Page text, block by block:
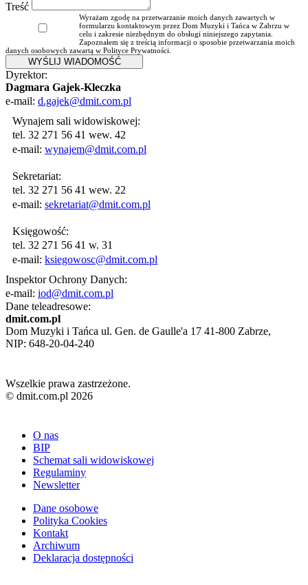
Treść
Wyrażam zgodę na przetwarzanie moich danych zawartych w
formularzu kontaktowym przez Dom Muzyki i Tańca w Zabrzu w
celu i zakresie niezbędnym do obsługi niniejszego zapytania.
Zapoznałem się z treścią informacji o sposobie przetwarzania moich
danych osobowych zawartą w Polityce Prywatności.
WYŚLIJ WIADOMOŚĆ
Dyrektor:
Dagmara Gajek-Kleczka
e-mail: d.gajek@dmit.com.pl
Wynajem sali widowiskowej:
tel. 32 271 56 41 wew. 42
e-mail: wynajem@dmit.com.pl
Sekretariat:
tel. 32 271 56 41 wew. 22
e-mail: sekretariat@dmit.com.pl
Księgowość:
tel. 32 271 56 41 w. 31
e-mail: ksiegowosc@dmit.com.pl
Inspektor Ochrony Danych:
e-mail: iod@dmit.com.pl
Dane teleadresowe:
dmit.com.pl
Dom Muzyki i Tańca ul. Gen. de Gaulle'a 17 41-800 Zabrze,
NIP: 648-20-04-240
Wszelkie prawa zastrzeżone.
© dmit.com.pl 2026
O nas
BIP
Schemat sali widowiskowej
Regulaminy
Newsletter
Dane osobowe
Polityka Cookies
Kontakt
Archiwum
Deklaracja dostępności